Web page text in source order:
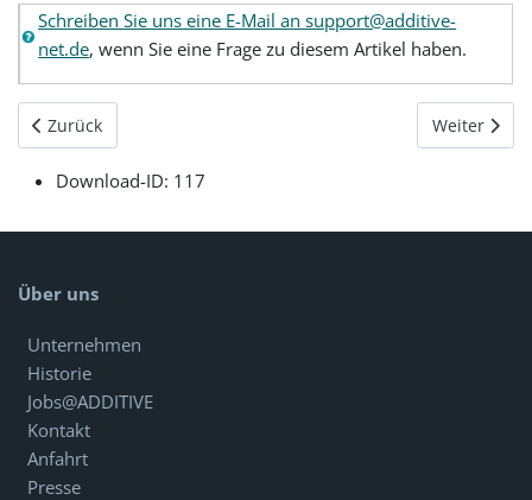
Schreiben Sie uns eine E-Mail an support@additive-
net.de, wenn Sie eine Frage zu diesem Artikel haben.
Vorheriger Beitrag: Mathematica - Externe Dateien einbinden
Zurück Nächster
Weiter
Download-ID: 117
Über uns
Unternehmen
Historie
Jobs@ADDITIVE
Kontakt
Anfahrt
Presse